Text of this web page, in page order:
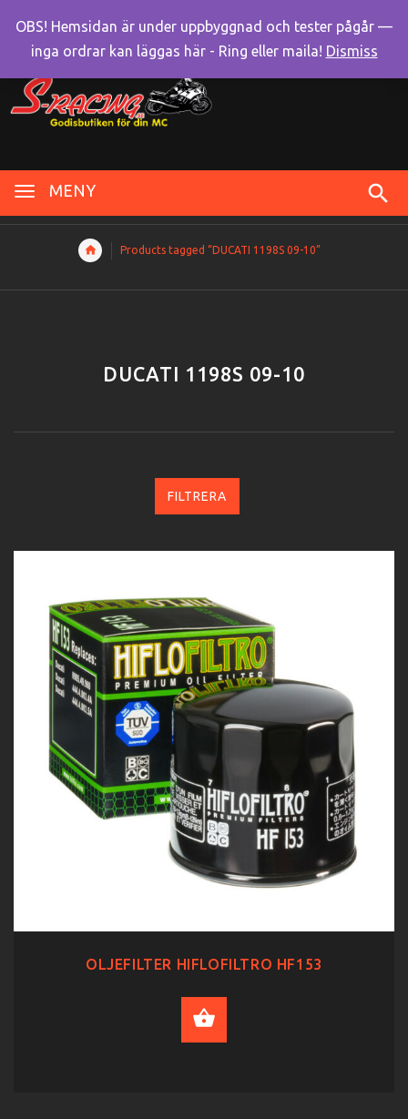
MENY
Products tagged “DUCATI 1198S 09-10”
DUCATI 1198S 09-10
FILTRERA
OLJEFILTER HIFLOFILTRO HF153
OBS! Hemsidan är under uppbyggnad och tester pågår —
inga ordrar kan läggas här - Ring eller maila! Dismiss